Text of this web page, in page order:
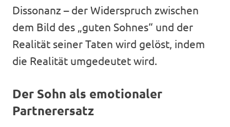
Dissonanz – der Widerspruch zwischen
dem Bild des „guten Sohnes“ und der
Realität seiner Taten wird gelöst, indem
die Realität umgedeutet wird.
Der Sohn als emotionaler
Partnerersatz